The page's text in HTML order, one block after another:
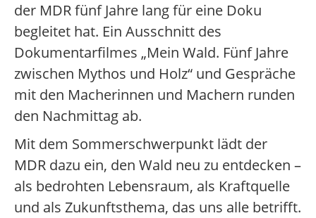
der MDR fünf Jahre lang für eine Doku
begleitet hat. Ein Ausschnitt des
Dokumentarfilmes „Mein Wald. Fünf Jahre
zwischen Mythos und Holz“ und Gespräche
mit den Macherinnen und Machern runden
den Nachmittag ab.
Mit dem Sommerschwerpunkt lädt der
MDR dazu ein, den Wald neu zu entdecken –
als bedrohten Lebensraum, als Kraftquelle
und als Zukunftsthema, das uns alle betrifft.